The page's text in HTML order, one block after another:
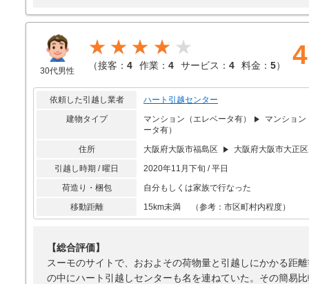
30代男性
★★★★
（接客： 4 作業： 4 サービス： 4 料金： 5） 4
依頼した引越し業者
ハート引越センター
建物タイプ
マンション（エレベータ有）
マンション
ータ有）
住所
大阪府大阪市福島区
大阪府大阪市大正区
引越し時期 / 曜日
2020年11月下旬 / 平日
荷造り・梱包
自分もしくは家族で行なった
移動距離
15km未満 （参考：市区町村内程度）
【総合評価】
スーモのサイトで、おおよその荷物量と引越しにかかる距
の中にハート引越しセンターも名を連ねていた。その簡易